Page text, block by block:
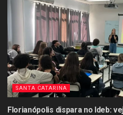
SANTA CATARINA
Florianópolis dispara no Ideb: